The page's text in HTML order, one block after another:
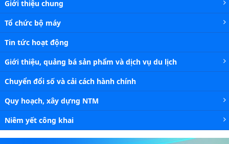
Giới thiệu chung
Tổ chức bộ máy
Tin tức hoạt động
Giới thiệu, quảng bá sản phẩm và dịch vụ du lịch
Chuyển đổi số và cải cách hành chính
Quy hoạch, xây dựng NTM
Niêm yết công khai